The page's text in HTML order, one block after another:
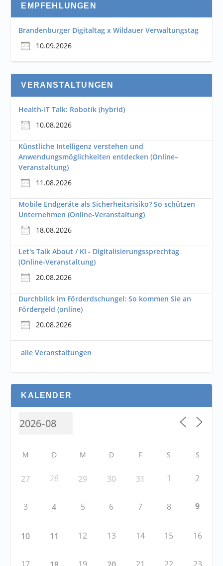
EMPFEHLUNGEN
Brandenburger Digitaltag x Wildauer Verwaltungstag
10.09.2026
VERANSTALTUNGEN
Health-IT Talk: Robotik (hybrid)
10.08.2026
Künstliche Intelligenz verstehen und
Anwendungsmöglichkeiten entdecken (Online–
Veranstaltung)
11.08.2026
Mobile Endgeräte als Sicherheitsrisiko? So schützen
Unternehmen (Online-Veranstaltung)
18.08.2026
Let's Talk About / KI - Digitalisierungssprechtag
(Online-Veranstaltung)
20.08.2026
Durchblick im Förderdschungel: So kommen Sie an
Fördergeld (online)
20.08.2026
alle Veranstaltungen
KALENDER
M D M D F S S
27 28 29 30 31 1 2
3 4 5 6 7 8 9
10 11 12 13 14 15 16